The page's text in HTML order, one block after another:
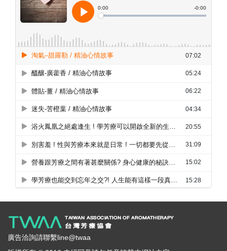
廣告洽詢請聯繫line@twaa